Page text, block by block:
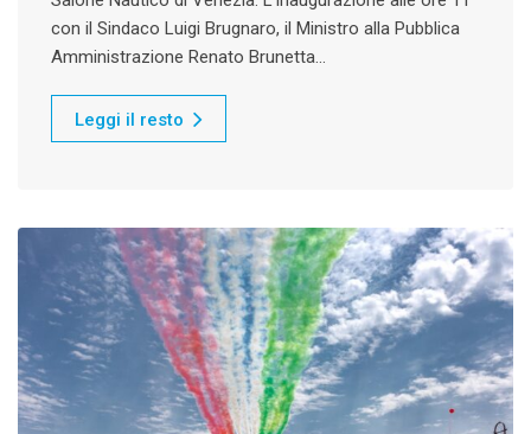
con il Sindaco Luigi Brugnaro, il Ministro alla Pubblica
Amministrazione Renato Brunetta…
Leggi il resto